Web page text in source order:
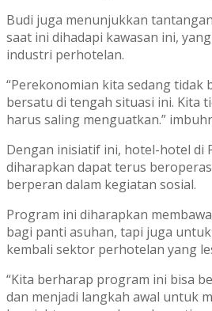
Budi juga menunjukkan
saat ini dihadapi kawasan ini,
industri perhotelan.
“Perekonomian kita sedang tidak
bersatu di tengah situasi ini. Kita
harus saling menguatkan.”
Dengan inisiatif ini, hotel-hotel di
diharapkan dapat terus
berperan dalam kegiatan sosial.
Program ini diharapkan
bagi panti asuhan, tapi juga
kembali sektor perhotelan yang
“Kita berharap program ini bisa
dan menjadi langkah awal untuk